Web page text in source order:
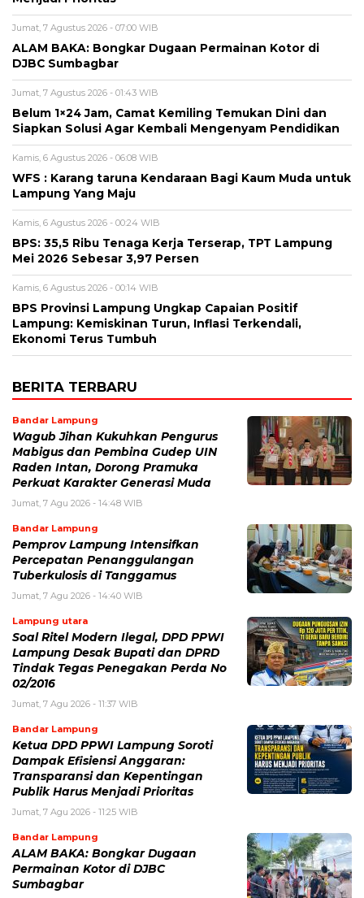
Jumat, 7 Agustus 2026 - 07:00 WIB
ALAM BAKA: Bongkar Dugaan Permainan Kotor di
DJBC Sumbagbar
Jumat, 7 Agustus 2026 - 01:43 WIB
Belum 1×24 Jam, Camat Kemiling Temukan Dini dan
Siapkan Solusi Agar Kembali Mengenyam Pendidikan
Kamis, 6 Agustus 2026 - 06:08 WIB
WFS : Karang taruna Kendaraan Bagi Kaum Muda untuk
Lampung Yang Maju
Kamis, 6 Agustus 2026 - 00:24 WIB
BPS: 35,5 Ribu Tenaga Kerja Terserap, TPT Lampung
Mei 2026 Sebesar 3,97 Persen
Kamis, 6 Agustus 2026 - 00:14 WIB
BPS Provinsi Lampung Ungkap Capaian Positif
Lampung: Kemiskinan Turun, Inflasi Terkendali,
Ekonomi Terus Tumbuh
BERITA TERBARU
Bandar Lampung
Wagub Jihan Kukuhkan Pengurus
Mabigus dan Pembina Gudep UIN
Raden Intan, Dorong Pramuka
Perkuat Karakter Generasi Muda
Jumat, 7 Agu 2026 - 14:48 WIB
Bandar Lampung
Pemprov Lampung Intensifkan
Percepatan Penanggulangan
Tuberkulosis di Tanggamus
Jumat, 7 Agu 2026 - 14:40 WIB
Lampung utara
Soal Ritel Modern Ilegal, DPD PPWI
Lampung Desak Bupati dan DPRD
Tindak Tegas Penegakan Perda No
02/2016
Jumat, 7 Agu 2026 - 11:37 WIB
Bandar Lampung
Ketua DPD PPWI Lampung Soroti
Dampak Efisiensi Anggaran:
Transparansi dan Kepentingan
Publik Harus Menjadi Prioritas
Jumat, 7 Agu 2026 - 11:25 WIB
Bandar Lampung
ALAM BAKA: Bongkar Dugaan
Permainan Kotor di DJBC
Sumbagbar